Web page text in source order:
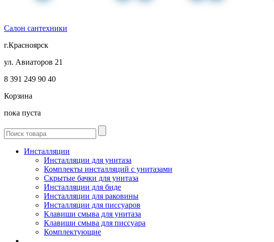
Салон сантехники
г.Красноярск
ул. Авиаторов 21
8 391 249 90 40
Корзина
пока пуста
Инсталляции
Инсталляции для унитаза
Комплекты инсталляций с унитазами
Скрытые бачки для унитаза
Инсталляции для биде
Инсталляции для раковины
Инсталляции для писсуаров
Клавиши смыва для унитаза
Клавиши смыва для писсуара
Комплектующие